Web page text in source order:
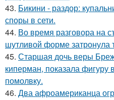
43. Бикини - раздор:
споры в сети.
44. Во время разговора на
шутливой форме затронула
45. Старшая дочь веры
киперман, показала фигуру
помолвку.
46. Два афроамериканца